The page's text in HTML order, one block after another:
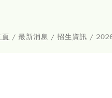
頁 / 最新消息 / 招生資訊 /